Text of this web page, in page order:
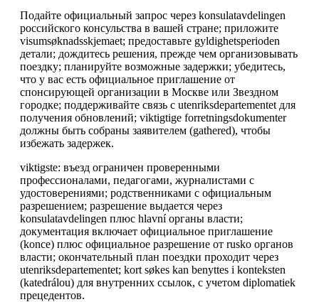
Подайте официальный запрос через konsulatavdelingen
российского консульства в вашей стране; приложите
visumsøknadsskjemaet; предоставьте gyldighetsperioden
детали; дождитесь решения, прежде чем организовывать
поездку; планируйте возможные задержки; убедитесь,
что у вас есть официальное приглашение от
спонсирующей организации в Москве или Звездном
городке; поддерживайте связь с utenriksdepartementet для
получения обновлений; viktigtige forretningsdokumenter
должны быть собраны заявителем (gathered), чтобы
избежать задержек.
viktigste: въезд ограничен проверенными
профессионалами, педагогами, журналистами с
удостоверениями; родственниками с официальным
разрешением; разрешение выдается через
konsulatavdelingen плюс hlavní органы власти;
документация включает официальное приглашение
(konce) плюс официальное разрешение от rusko органов
власти; окончательный план поездки проходит через
utenriksdepartementet; kort søkes kan benyttes i konteksten
(katedrálou) для внутренних ссылок, с учетом diplomatiek
прецедентов.